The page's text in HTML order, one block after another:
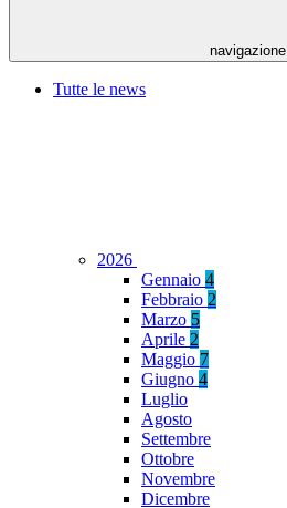
navigazione
Tutte le news
2026
Gennaio 4
Febbraio 2
Marzo 5
Aprile 2
Maggio 7
Giugno 4
Luglio
Agosto
Settembre
Ottobre
Novembre
Dicembre